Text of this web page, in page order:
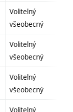
Volitelný
všeobecný
Volitelný
všeobecný
Volitelný
všeobecný
Volitelný